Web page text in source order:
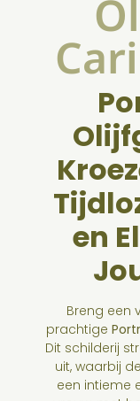
en
Breng een
prachtige
Dit schilderij
uit, waarbij
een intieme